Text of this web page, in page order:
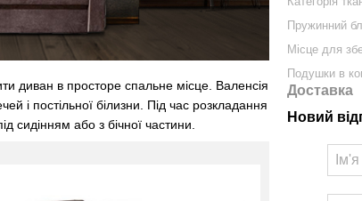
диван в просторе спальне місце. Валенсія
і постільної білизни. Під час розкладання
сидінням або з бічної частини.
Пружинний
Місце для
Подушки в
Доставка
Новий